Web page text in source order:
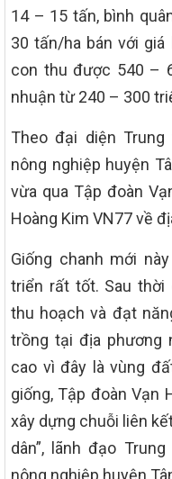
14 – 15 tấn, bình
30 tấn/ha bán với giá
con thu được 540 –
nhuận từ 240 – 300
Theo đại diện
nông nghiệp huyện
vừa qua Tập đoàn
Hoàng Kim VN77 về
Giống chanh mới
triển rất tốt. Sau
thu hoạch và đạt
trồng tại địa phương
cao vì đây là vùng
giống, Tập đoàn Vạn
xây dựng chuỗi liên
dân”, lãnh đạo